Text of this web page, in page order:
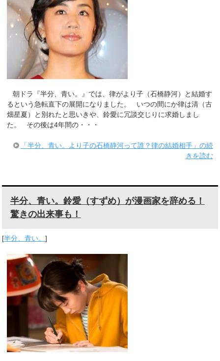
朝ドラ『半分、青い。』では、律がより子（石橋静河）と結婚す
るという急転直下の展開になりました。 いつの間にか律は清（古
畑星夏）と別れたと思いきや、鈴愛に冗談交じりに求婚しまし
た。 その後は4年間の・・・
「半分、青い。より子の石橋静河って誰？律の結婚相手」の続
きを読む
半分、青い。鈴愛（すずめ）が漫画家を辞める！
驚きの出来事も！
[半分、青い。]